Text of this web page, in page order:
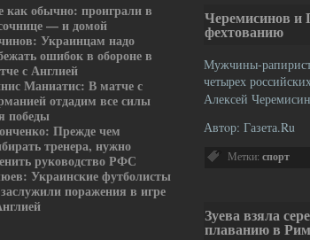
как обычно: проиграли в
— и домой
Украинцам надо
ошибок в обороне в
с Англией
Маниатис: В матче с
отдадим все силы
победы
Прежде чем
тренера, нужно
руководство РФС
Украинские футболисты
поражения в игре
Черемисинов и
фехтованию
Мужчины-
четырех
Алексей
Автοр: Газета.Ru
Метки: спорт
Зуева взяла
плаванию в